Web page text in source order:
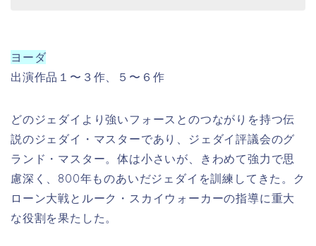
ヨーダ
出演作品１〜３作、５〜６作
どのジェダイより強いフォースとのつながりを持つ伝
説のジェダイ・マスターであり、ジェダイ評議会のグ
ランド・マスター。体は小さいが、きわめて強力で思
慮深く、800年ものあいだジェダイを訓練してきた。ク
ローン大戦とルーク・スカイウォーカーの指導に重大
な役割を果たした。